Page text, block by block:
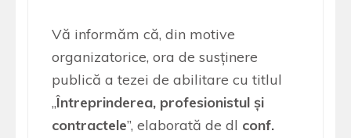
Vă informăm că, din motive
organizatorice, ora de susținere
publică a tezei de abilitare cu titlul
„Întreprinderea, profesionistul și
contractele”, elaborată de dl conf.